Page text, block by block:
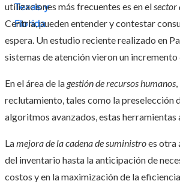
utilizaciones más frecuentes es en elsector
Centria, pueden entender y contestar
espera. Un estudio reciente realizado en
sistemas de atención vieron un
En el área de la gestión de recursos humanos
reclutamiento, tales como la preselección
algoritmos avanzados, estas
Lamejora de la cadena de suministroes otra
del inventario hasta la anticipación de
costos y en la maximización de la